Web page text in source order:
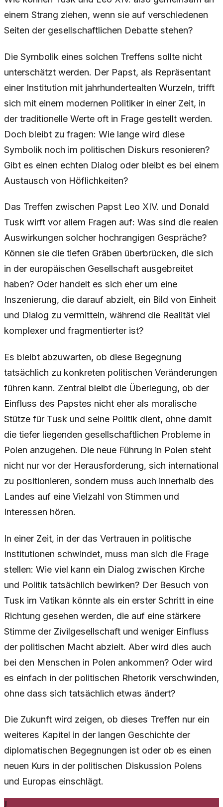
einem Strang ziehen, wenn sie auf verschiedenen
Seiten der gesellschaftlichen Debatte stehen?
Die Symbolik eines solchen Treffens sollte nicht
unterschätzt werden. Der Papst, als Repräsentant
einer Institution mit jahrhundertealten Wurzeln, trifft
sich mit einem modernen Politiker in einer Zeit, in
der traditionelle Werte oft in Frage gestellt werden.
Doch bleibt zu fragen: Wie lange wird diese
Symbolik noch im politischen Diskurs resonieren?
Gibt es einen echten Dialog oder bleibt es bei einem
Austausch von Höflichkeiten?
Das Treffen zwischen Papst Leo XIV. und Donald
Tusk wirft vor allem Fragen auf: Was sind die realen
Auswirkungen solcher hochrangigen Gespräche?
Können sie die tiefen Gräben überbrücken, die sich
in der europäischen Gesellschaft ausgebreitet
haben? Oder handelt es sich eher um eine
Inszenierung, die darauf abzielt, ein Bild von Einheit
und Dialog zu vermitteln, während die Realität viel
komplexer und fragmentierter ist?
Es bleibt abzuwarten, ob diese Begegnung
tatsächlich zu konkreten politischen Veränderungen
führen kann. Zentral bleibt die Überlegung, ob der
Einfluss des Papstes nicht eher als moralische
Stütze für Tusk und seine Politik dient, ohne damit
die tiefer liegenden gesellschaftlichen Probleme in
Polen anzugehen. Die neue Führung in Polen steht
nicht nur vor der Herausforderung, sich international
zu positionieren, sondern muss auch innerhalb des
Landes auf eine Vielzahl von Stimmen und
Interessen hören.
In einer Zeit, in der das Vertrauen in politische
Institutionen schwindet, muss man sich die Frage
stellen: Wie viel kann ein Dialog zwischen Kirche
und Politik tatsächlich bewirken? Der Besuch von
Tusk im Vatikan könnte als ein erster Schritt in eine
Richtung gesehen werden, die auf eine stärkere
Stimme der Zivilgesellschaft und weniger Einfluss
der politischen Macht abzielt. Aber wird dies auch
bei den Menschen in Polen ankommen? Oder wird
es einfach in der politischen Rhetorik verschwinden,
ohne dass sich tatsächlich etwas ändert?
Die Zukunft wird zeigen, ob dieses Treffen nur ein
weiteres Kapitel in der langen Geschichte der
diplomatischen Begegnungen ist oder ob es einen
neuen Kurs in der politischen Diskussion Polens
und Europas einschlägt.
J